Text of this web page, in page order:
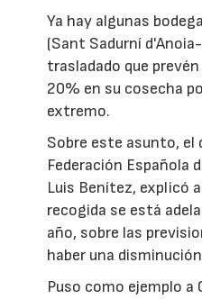
Ya hay algunas
(Sant Sadurní
trasladado que
20% en su cosecha
extremo.
Sobre este asunto, el
Federación Española
Luis Benítez, explicó
recogida se está
año, sobre las
haber una
Puso como ejemplo a